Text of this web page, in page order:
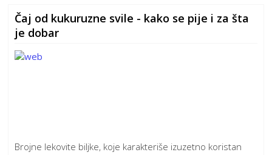
Čaj od kukuruzne svile - kako se pije i za šta
je dobar
Brojne lekovite biljke, koje karakteriše izuzetno koristan